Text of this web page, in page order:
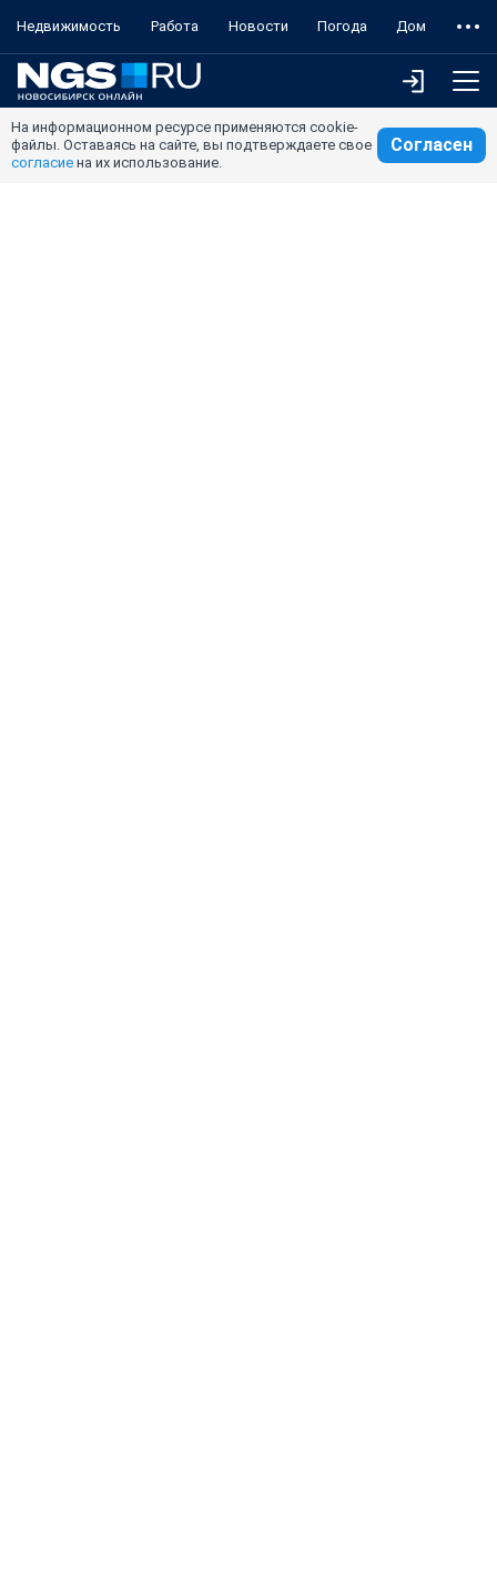
Недвижимость Работа Новости Погода Дом
На информационном ресурсе применяются cookie-
файлы. Оставаясь на сайте, вы подтверждаете свое
согласие на их использование.
Согласен